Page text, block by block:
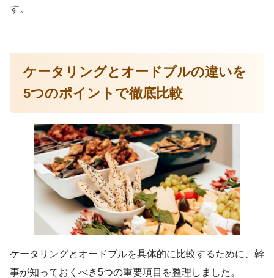
す。
ケータリングとオードブルの違いを
5つのポイントで徹底比較
ケータリングとオードブルを具体的に比較するために、幹
事が知っておくべき5つの重要項目を整理しました。